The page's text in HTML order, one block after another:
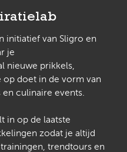
initiatief van Sligro en
je
nieuwe prikkels,
op doet in de vorm van
culinaire events.
in op de laatste
zodat je altijd
trendtours en